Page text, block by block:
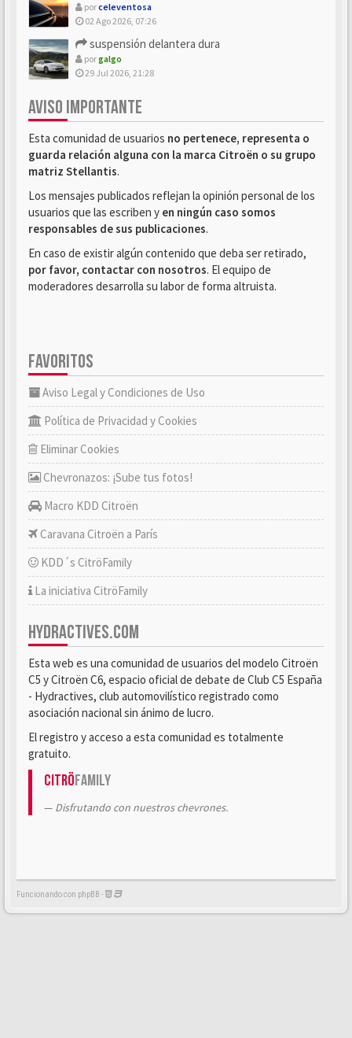
porceleventosa
02 Ago 2026, 07:26
suspensión delantera dura
porgalgo
29 Jul 2026, 21:28
AVISO IMPORTANTE
Esta comunidad de usuarios no pertenece, representa o
guarda relación alguna con la marca Citroën o su grupo
matriz Stellantis.
Los mensajes publicados reflejan la opinión personal de los
usuarios que las escriben y en ningún caso somos
responsables de sus publicaciones.
En caso de existir algún contenido que deba ser retirado,
por favor, contactar con nosotros. El equipo de
moderadores desarrolla su labor de forma altruista.
FAVORITOS
Aviso Legal y Condiciones de Uso
Política de Privacidad y Cookies
Eliminar Cookies
Chevronazos: ¡Sube tus fotos!
Macro KDD Citroën
Caravana Citroën a París
KDD´s CitröFamily
La iniciativa CitröFamily
HYDRACTIVES.COM
Esta web es una comunidad de usuarios del modelo Citroën
C5 y Citroën C6, espacio oficial de debate de Club C5 España
- Hydractives, club automovilístico registrado como
asociación nacional sin ánimo de lucro.
El registro y acceso a esta comunidad es totalmente
gratuito.
CitröFamily
Disfrutando con nuestros chevrones.
Funcionando con phpBB -